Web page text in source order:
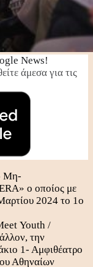
News!
άμεσα για τις
Μη-
ο οποίος με
2024 το 1ο
Youth /
την
1- Αμφιθέατρο
Αθηναίων